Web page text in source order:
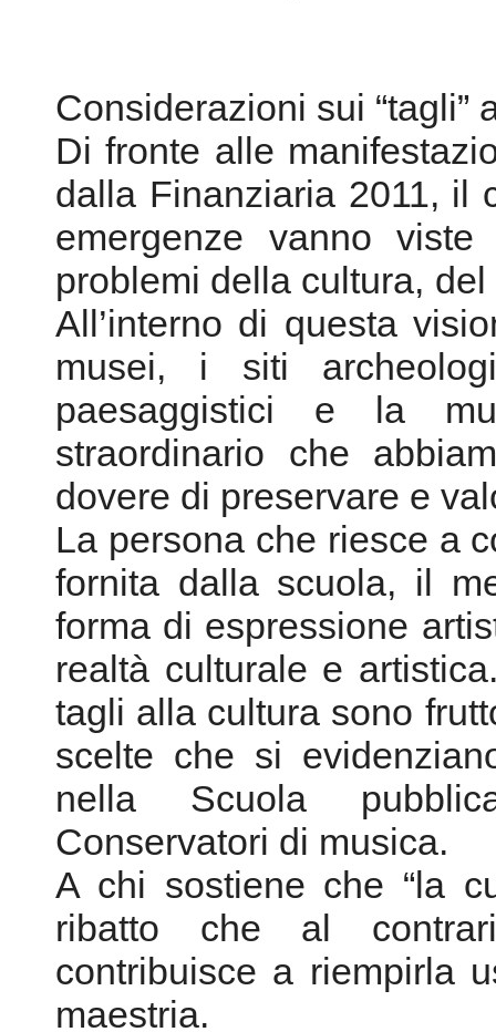
Considerazioni sui “tagli”
Di fronte alle
dalla Finanziaria 2011, il
emergenze vanno
problemi della cultura,
All’interno di questa
musei, i siti
paesaggistici e la
straordinario che
dovere di preservare e
La persona che riesce a
fornita dalla scuola, il
forma di espressione
realtà culturale e
tagli alla cultura sono
scelte che si
nella Scuola
Conservatori di musica.
A chi sostiene che “la
ribatto che al
contribuisce a riempirla
maestria.